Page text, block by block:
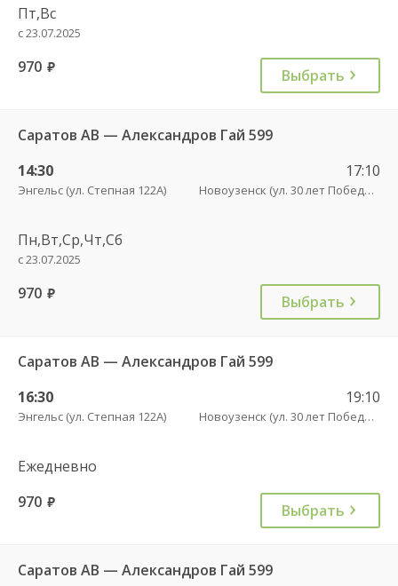
Пт,Вс
с 23.07.2025
970 руб. Выбрать
Саратов АВ — Александров Гай 599
14:30
Энгельс (ул. Степная 122А)
17:10
Новоузенск (ул. 30 лет Победы, 9)
Пн,Вт,Ср,Чт,Сб
с 23.07.2025
970 руб. Выбрать
Саратов АВ — Александров Гай 599
16:30
Энгельс (ул. Степная 122А)
19:10
Новоузенск (ул. 30 лет Победы, 9)
Ежедневно
970 руб. Выбрать
Саратов АВ — Александров Гай 599